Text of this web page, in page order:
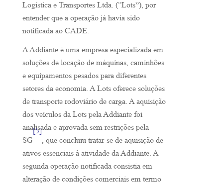
Logística e Transportes Ltda. (“Lots”), por
entender que a operação já havia sido
notificada ao CADE.
A Addiante é uma empresa especializada em
soluções de locação de máquinas, caminhões
e equipamentos pesados para diferentes
setores da economia. A Lots oferece soluções
de transporte rodoviário de carga. A aquisição
dos veículos da Lots pela Addiante foi
analisada e aprovada sem restrições pela
SG
[5]
, que concluiu tratar-se de aquisição de
ativos essenciais à atividade da Addiante. A
segunda operação notificada consistia em
alteração de condições comerciais em termo